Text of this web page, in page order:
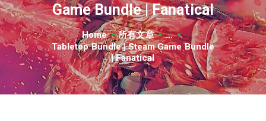
Game Bundle | Fanatical
Home 所有文章
...
Tabletop Bundle | Steam Game Bundle
| Fanatical
CSGO/DOTA2/绝地求生第
三方开箱
COSPLAY
CSGO音乐盒
CSGO手套
CSGO刀